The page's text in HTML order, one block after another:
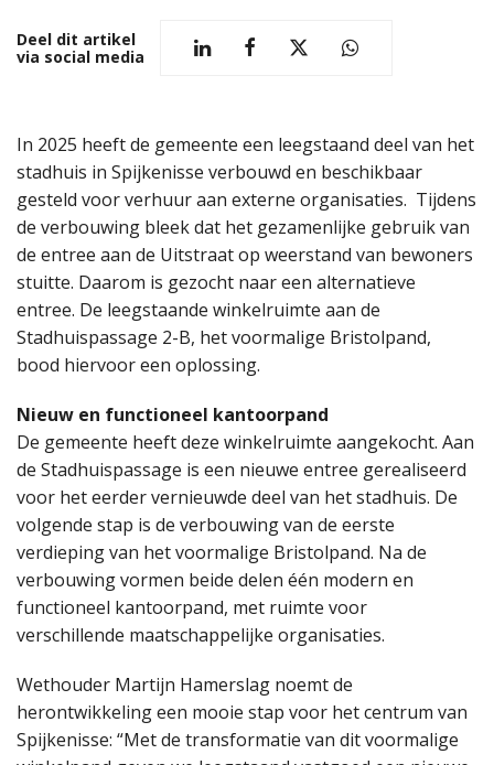
Deel dit artikel
via social media
In 2025 heeft de gemeente een leegstaand deel van het
stadhuis in Spijkenisse verbouwd en beschikbaar
gesteld voor verhuur aan externe organisaties. Tijdens
de verbouwing bleek dat het gezamenlijke gebruik van
de entree aan de Uitstraat op weerstand van bewoners
stuitte. Daarom is gezocht naar een alternatieve
entree. De leegstaande winkelruimte aan de
Stadhuispassage 2-B, het voormalige Bristolpand,
bood hiervoor een oplossing.
Nieuw en functioneel kantoorpand
De gemeente heeft deze winkelruimte aangekocht. Aan
de Stadhuispassage is een nieuwe entree gerealiseerd
voor het eerder vernieuwde deel van het stadhuis. De
volgende stap is de verbouwing van de eerste
verdieping van het voormalige Bristolpand. Na de
verbouwing vormen beide delen één modern en
functioneel kantoorpand, met ruimte voor
verschillende maatschappelijke organisaties.
Wethouder Martijn Hamerslag noemt de
herontwikkeling een mooie stap voor het centrum van
Spijkenisse: “Met de transformatie van dit voormalige